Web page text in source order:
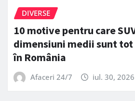
DIVERSE
10 motive pentru care
dimensiuni medii sunt
în România
Afaceri 24/7 iul. 30, 2026